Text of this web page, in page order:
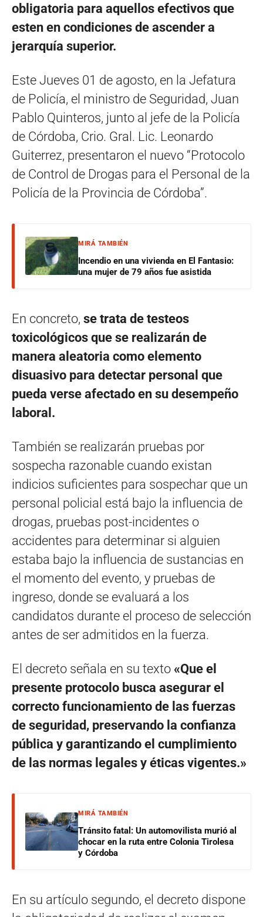
obligatoria para aquellos efectivos que
esten en condiciones de ascender a
jerarquía superior.
Este Jueves 01 de agosto, en la Jefatura
de Policía, el ministro de Seguridad, Juan
Pablo Quinteros, junto al jefe de la Policía
de Córdoba, Crio. Gral. Lic. Leonardo
Guiterrez, presentaron el nuevo “Protocolo
de Control de Drogas para el Personal de la
Policía de la Provincia de Córdoba”.
MIRÁ TAMBIÉN
Incendio en una vivienda en El Fantasio:
una mujer de 79 años fue asistida
En concreto, se trata de testeos
toxicológicos que se realizarán de
manera aleatoria como elemento
disuasivo para detectar personal que
pueda verse afectado en su desempeño
laboral.
También se realizarán pruebas por
sospecha razonable cuando existan
indicios suficientes para sospechar que un
personal policial está bajo la influencia de
drogas, pruebas post-incidentes o
accidentes para determinar si alguien
estaba bajo la influencia de sustancias en
el momento del evento, y pruebas de
ingreso, donde se evaluará a los
candidatos durante el proceso de selección
antes de ser admitidos en la fuerza.
El decreto señala en su texto «Que el
presente protocolo busca asegurar el
correcto funcionamiento de las fuerzas
de seguridad, preservando la confianza
pública y garantizando el cumplimiento
de las normas legales y éticas vigentes.»
MIRÁ TAMBIÉN
Tránsito fatal: Un automovilista murió al
chocar en la ruta entre Colonia Tirolesa
y Córdoba
En su artículo segundo, el decreto dispone